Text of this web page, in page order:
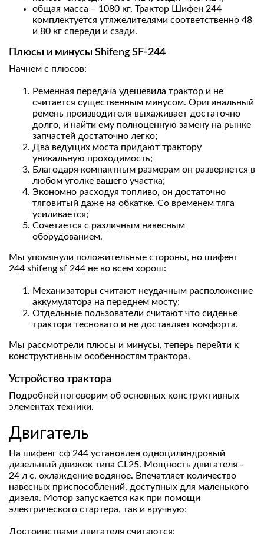
общая масса – 1080 кг. Трактор Шифен 244
комплектуется утяжелителями соответственно 48
и 80 кг спереди и сзади.
Плюсы и минусы Shifeng SF-244
Начнем с плюсов:
Ременная передача удешевила трактор и не
считается существенным минусом. Оригинальный
ремень производителя выхаживает достаточно
долго, и найти ему полноценную замену на рынке
запчастей достаточно легко;
Два ведущих моста придают трактору
уникальную проходимость;
Благодаря компактным размерам он развернется в
любом уголке вашего участка;
Экономно расходуя топливо, он достаточно
тяговитый даже на обкатке. Со временем тяга
усиливается;
Сочетается с различным навесным
оборудованием.
Мы упомянули положительные стороны, но шифенг
244 shifeng sf 244 не во всем хорош:
Механизаторы считают неудачным расположение
аккумулятора на переднем мосту;
Отдельные пользователи считают что сиденье
трактора тесновато и не доставляет комфорта.
Мы рассмотрели плюсы и минусы, теперь перейти к
конструктивным особенностям трактора.
Устройство трактора
Подробней поговорим об основных конструктивных
элементах техники.
Двигатель
На шифенг сф 244 установлен одноцилиндровый
дизельный движок типа CL25. Мощность двигателя -
24 л с, охлаждение водяное. Впечатляет количество
навесных приспособлений, доступных для маленького
дизеля. Мотор запускается как при помощи
электрического стартера, так и вручную;
Достоинствами двигателя считаются: